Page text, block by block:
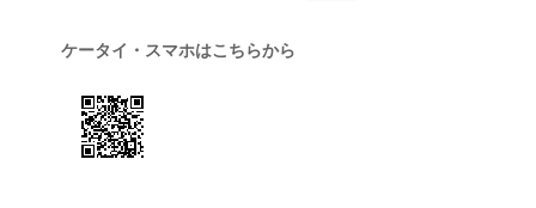
ケータイ・スマホはこちらから